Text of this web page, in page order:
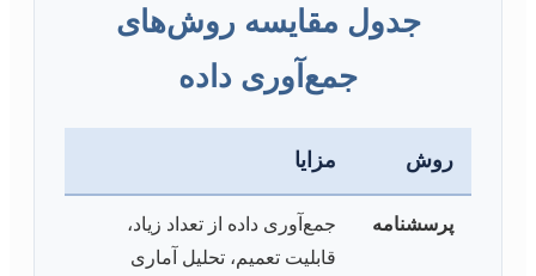
جدول مقایسه روش‌های
جمع‌آوری داده
روش مزایا
پرسشنامه
جمع‌آوری داده از تعداد زیاد،
قابلیت تعمیم، تحلیل آماری